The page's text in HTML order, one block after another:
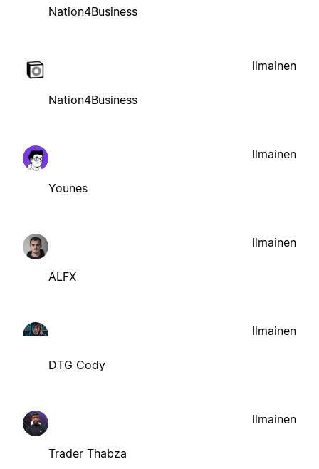
Nation4Business
Nation4Business
Ilmainen
Younes
Ilmainen
ALFX
Ilmainen
DTG Cody
Ilmainen
Trader Thabza
Ilmainen